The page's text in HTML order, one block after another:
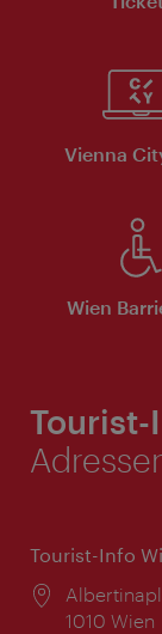
Vienna
Wien
Tourist-
Tourist-Info
Ort:
1010 Wien